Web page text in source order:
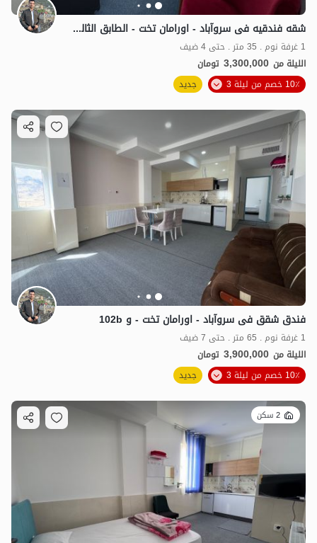
1.9مليون ت
شقه فندقیه فی سروآباد - اورامان تخت - الطابق الثالث ا
1 غرفة نوم . 35 متر . حتى 4 ضيف
الليلة من 3,300,000 تومان
10٪ خصم من ليلة 3
جديد
فندق شقق فی سروآباد - اورامان تخت - و 102b
1 غرفة نوم . 65 متر . حتى 7 ضيف
الليلة من 3,900,000 تومان
10٪ خصم من ليلة 3
جديد
2 سكن